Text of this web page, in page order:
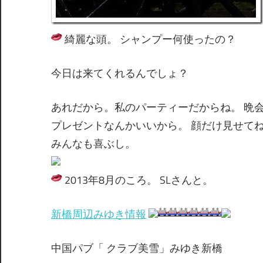
綺麗な頭。 シャンプー何使ったの？
今日は来てくれるんでしょ？
あれだから。私のパーティーだからね。 晩会
プレゼントなんかいいから。 顔だけ見せてね
みんなも喜ぶし。
2013年8月のころ。 SLさんと。
新橋周辺みゆき情報
中国パブ「 クラブ美雪」みゆき新橋